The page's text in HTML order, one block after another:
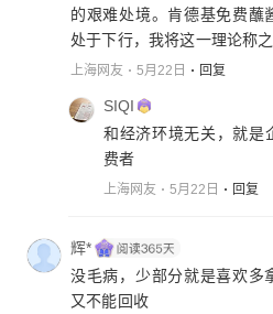
的艰难处境。肯德基免费蘸
处于下行，我将这一理论称
上海网友 5月22日 回复
SIQI
和经济环境无关，就是
费者
上海网友 5月22日 回复
辉*
没毛病，少部分就是喜欢多
又不能回收